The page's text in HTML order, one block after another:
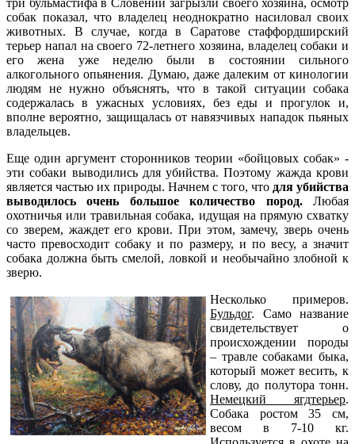
три бульмастифа в Словении загрызли своего хозяина, осмотр
собак показал, что владелец неоднократно насиловал своих
животных. В случае, когда в Саратове стаффордширский
терьер напал на своего 72-летнего хозяина, владелец собаки и
его жена уже неделю были в состоянии сильного
алкогольного опьянения. Думаю, даже далеким от кинологии
людям не нужно объяснять, что в такой ситуации собака
содержалась в ужасных условиях, без еды и прогулок и,
вполне вероятно, защищалась от навязчивых нападок пьяных
владельцев.
Еще один аргумент сторонников теории «бойцовых собак» -
эти собаки выводились для убийства. Поэтому жажда крови
является частью их природы. Начнем с того, что для убийства
выводилось очень большое количество пород. Любая
охотничья или травильная собака, идущая на прямую схватку
со зверем, жаждет его крови. При этом, замечу, зверь очень
часто превосходит собаку и по размеру, и по весу, а значит
собака должна быть смелой, ловкой и необычайно злобной к
зверю.
Несколько примеров.
Бульдог. Само название
свидетельствует о
происхождении породы
– травле собаками быка,
который может весить, к
слову, до полутора тонн.
Немецкий ягдтерьер.
Собака ростом 35 см,
весом в 7-10 кг.